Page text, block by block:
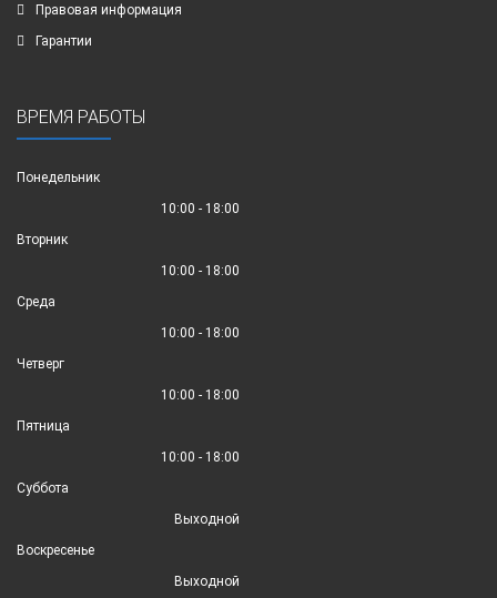
Правовая информация
Гарантии
ВРЕМЯ РАБОТЫ
Понедельник
10:00 - 18:00
Вторник
10:00 - 18:00
Среда
10:00 - 18:00
Четверг
10:00 - 18:00
Пятница
10:00 - 18:00
Суббота
Выходной
Воскресенье
Выходной